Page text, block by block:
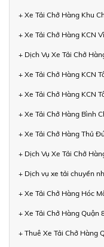
+ Xe Tải Chở Hàng Khu
+ Xe Tải Chở Hàng KCN
+ Dịch Vụ Xe Tải Chở
+ Xe Tải Chở Hàng KCN
+ Xe Tải Chở Hàng KCN
+ Xe Tải Chở Hàng Bình
+ Xe Tải Chở Hàng Thủ
+ Dịch Vụ Xe Tải Chở
+ Dịch vụ xe tải chuyển
+ Xe Tải Chở Hàng Hóc
+ Xe Tải Chở Hàng Quận
+ Thuê Xe Tải Chở Hàng